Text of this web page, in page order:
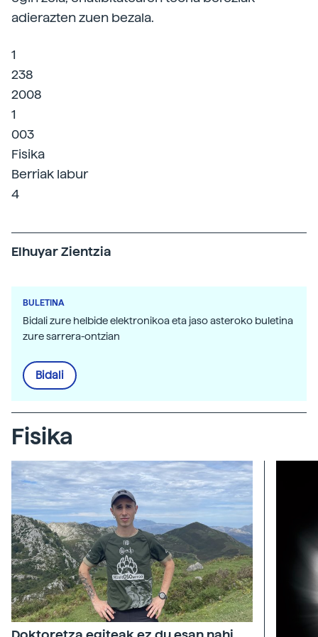
adierazten zuen bezala.
1
238
2008
1
003
Fisika
Berriak labur
4
Elhuyar Zientzia
BULETINA
Bidali zure helbide elektronikoa eta jaso asteroko buletina
zure sarrera-ontzian
Bidali
Fisika